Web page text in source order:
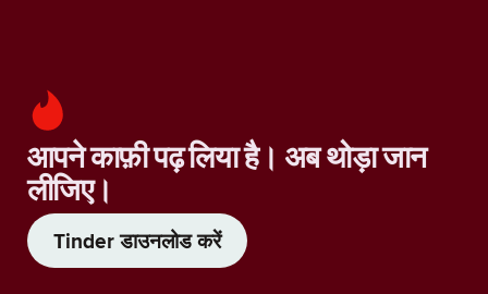
आपने काफ़ी पढ़ लिया है। अब थोड़ा जान
लीजिए।
Tinder डाउनलोड करें